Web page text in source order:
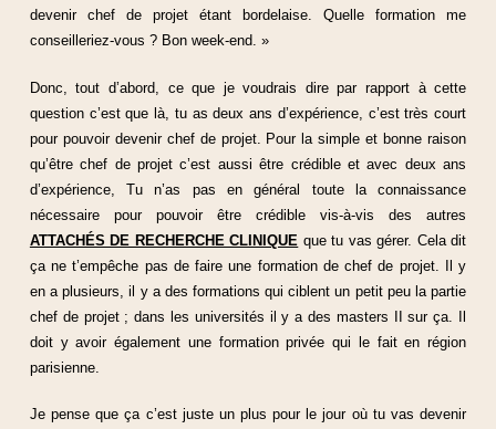
devenir chef de projet étant bordelaise. Quelle formation me
conseilleriez-vous ? Bon week-end. »
Donc, tout d’abord, ce que je voudrais dire par rapport à cette
question c’est que là, tu as deux ans d’expérience, c’est très court
pour pouvoir devenir chef de projet. Pour la simple et bonne raison
qu’être chef de projet c’est aussi être crédible et avec deux ans
d’expérience, Tu n’as pas en général toute la connaissance
nécessaire pour pouvoir être crédible vis-à-vis des autres
ATTACHÉS DE RECHERCHE CLINIQUE que tu vas gérer. Cela dit
ça ne t’empêche pas de faire une formation de chef de projet. Il y
en a plusieurs, il y a des formations qui ciblent un petit peu la partie
chef de projet ; dans les universités il y a des masters II sur ça. Il
doit y avoir également une formation privée qui le fait en région
parisienne.
Je pense que ça c’est juste un plus pour le jour où tu vas devenir